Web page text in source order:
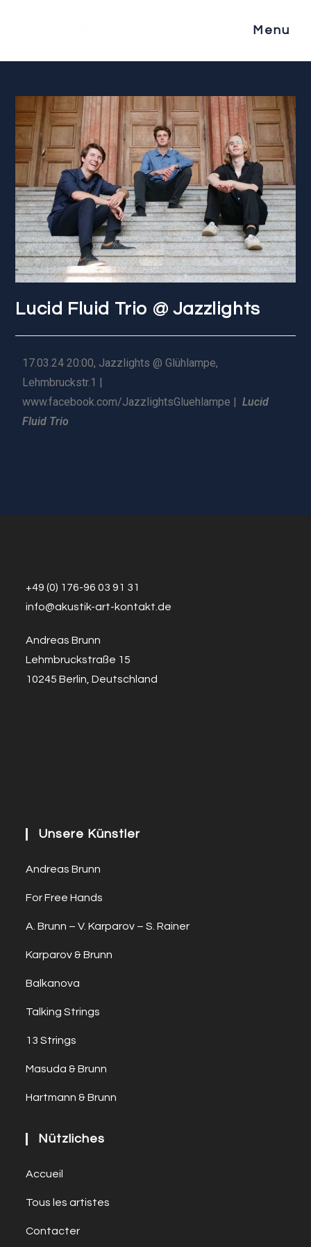
Menu
Lucid Fluid Trio @ Jazzlights
17.03.24 20:00, Jazzlights @ Glühlampe,
Lehmbruckstr.1 |
www.facebook.com/JazzlightsGluehlampe |Lucid
Fluid Trio
+49 (0) 176-96 03 91 31
info@akustik-art-kontakt.de
Andreas Brunn
Lehmbruckstraße 15
10245 Berlin, Deutschland
Unsere Künstler
Andreas Brunn
For Free Hands
A. Brunn – V. Karparov – S. Rainer
Karparov & Brunn
Balkanova
Talking Strings
13 Strings
Masuda & Brunn
Hartmann & Brunn
Nützliches
Accueil
Tous les artistes
Contacter